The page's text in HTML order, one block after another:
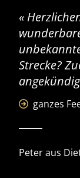
Strecke?
ganzes
Peter aus